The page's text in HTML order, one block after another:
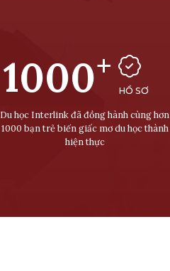
1000+
HỒ SƠ
Du học Interlink đã đồng hành cùng hơn
1000 bạn trẻ biến giấc mơ du học thành
hiện thực